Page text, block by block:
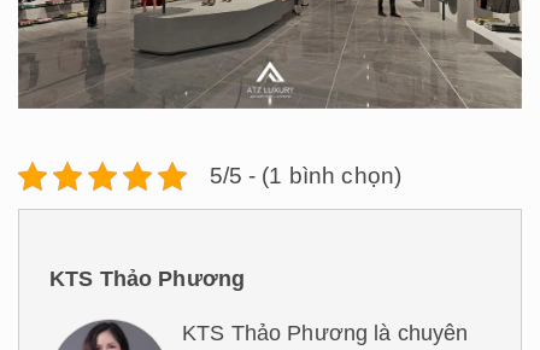
5/5 - (1 bình chọn)
KTS Thảo Phương
KTS Thảo Phương là chuyên